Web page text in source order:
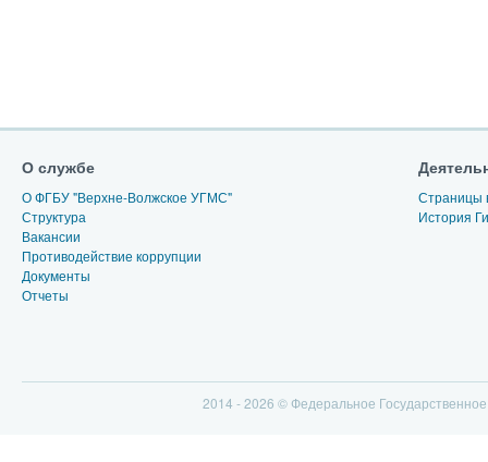
О службе
О ФГБУ "Верхне-Волжское УГМС"
Структура
Вакансии
Противодействие коррупции
Документы
Отчеты
Страницы
История
2014 - 2026 © Федеральное